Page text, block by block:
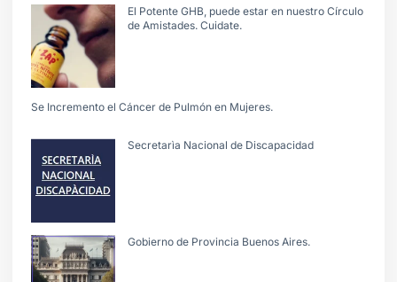
El Potente GHB, puede estar en nuestro Círculo
de Amistades. Cuidate.
Se Incremento el Cáncer de Pulmón en Mujeres.
Secretarìa Nacional de Discapacidad
Gobierno de Provincia Buenos Aires.